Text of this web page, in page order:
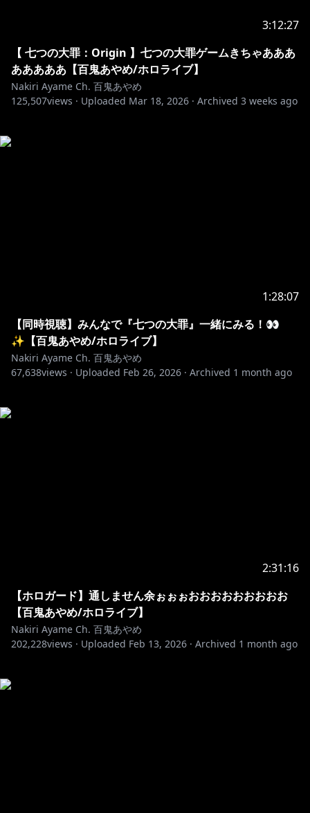
3:12:27
【 七つの大罪：Origin 】七つの大罪ゲームきちゃあああ
あああああ【百鬼あやめ/ホロライブ】
Nakiri Ayame Ch. 百鬼あやめ
125,507views · Uploaded Mar 18, 2026 · Archived 3 weeks ago
1:28:07
【同時視聴】みんなで『七つの大罪』一緒にみる！👀
✨【百鬼あやめ/ホロライブ】
Nakiri Ayame Ch. 百鬼あやめ
67,638views · Uploaded Feb 26, 2026 · Archived 1 month ago
2:31:16
【ホロガード】通しません余ぉぉぉおおおおおおおおお
【百鬼あやめ/ホロライブ】
Nakiri Ayame Ch. 百鬼あやめ
202,228views · Uploaded Feb 13, 2026 · Archived 1 month ago